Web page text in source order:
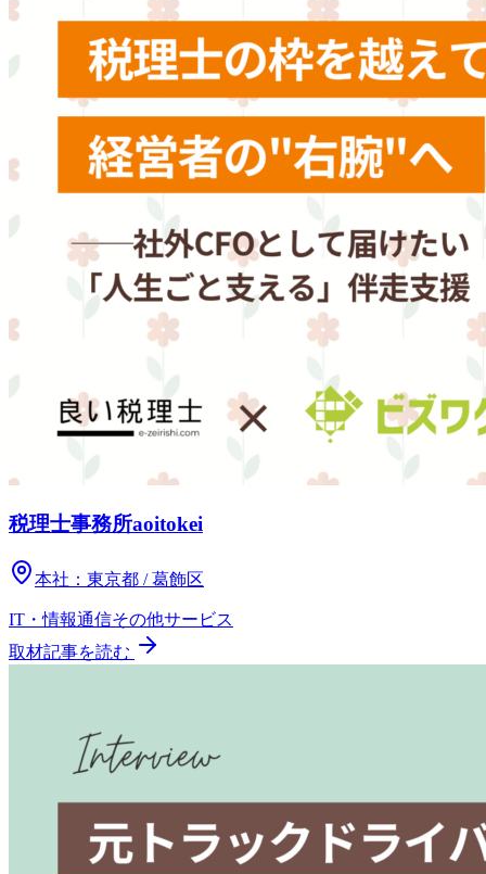
税理士事務所aoitokei
本社： 東京都 / 葛飾区
IT・情報通信その他サービス
取材記事を読む